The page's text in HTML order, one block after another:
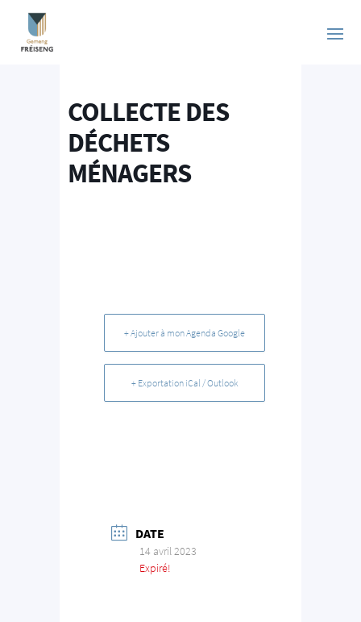
COLLECTE DES
DÉCHETS
MÉNAGERS
+ Ajouter à mon Agenda Google
+ Exportation iCal / Outlook
DATE
14 avril 2023
Expiré!